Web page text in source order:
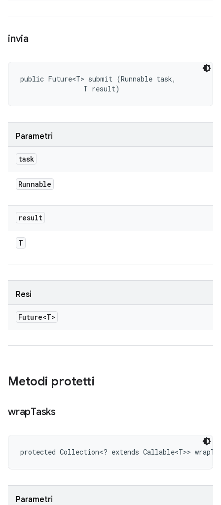
invia
public Future<T> submit (Runnable task,
                T result)
Parametri
task
Runnable
result
T
Resi
Future<T>
Metodi protetti
wrapTasks
protected Collection<? extends Callable<T>>
Parametri